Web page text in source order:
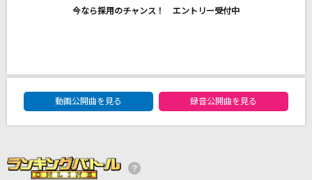
プラトー
乃木坂46
今なら採用のチャンス！ エントリー受付中
DAM★ともボーカルエントリーランキング
動画公開曲を見る
録音公開曲を見る